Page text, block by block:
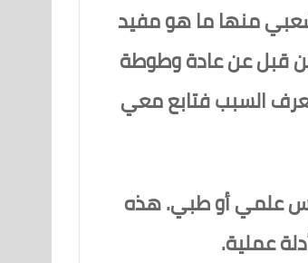
منها ما هو مفيد
قبل عن عادة وطوطة
السبب فتابع معي
علمي أو طبي. هذه
عملية.